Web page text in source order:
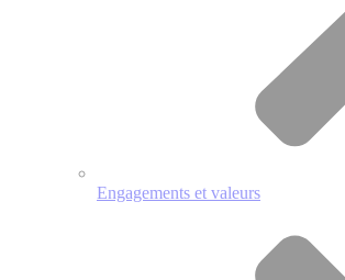
Engagements et valeurs